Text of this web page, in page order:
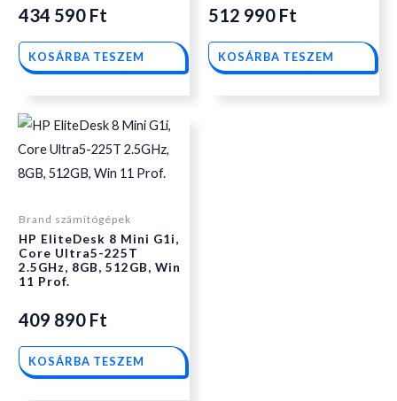
434 590 Ft
KOSÁRBA TESZEM
512 990 Ft
KOSÁRBA TESZEM
Brand számítógépek
HP EliteDesk 8 Mini G1i,
Core Ultra5-225T
2.5GHz, 8GB, 512GB, Win
11 Prof.
409 890 Ft
KOSÁRBA TESZEM